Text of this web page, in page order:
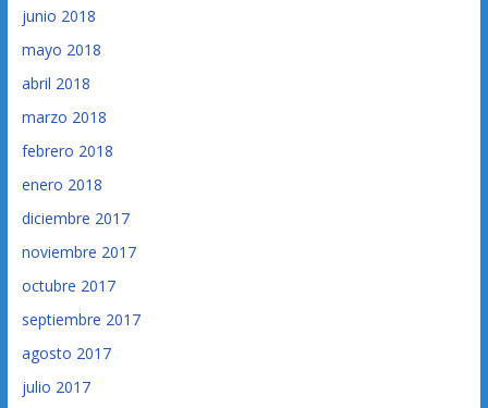
junio 2018
mayo 2018
abril 2018
marzo 2018
febrero 2018
enero 2018
diciembre 2017
noviembre 2017
octubre 2017
septiembre 2017
agosto 2017
julio 2017